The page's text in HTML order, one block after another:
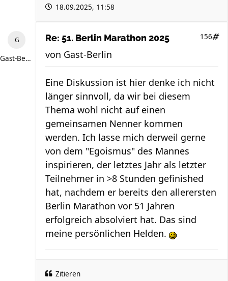
18.09.2025, 11:58
Gast-Berlin
Re: 51. Berlin Marathon 2025 156
von Gast-Berlin
Eine Diskussion ist hier denke ich nicht
länger sinnvoll, da wir bei diesem
Thema wohl nicht auf einen
gemeinsamen Nenner kommen
werden. Ich lasse mich derweil gerne
von dem "Egoismus" des Mannes
inspirieren, der letztes Jahr als letzter
Teilnehmer in >8 Stunden gefinished
hat, nachdem er bereits den allerersten
Berlin Marathon vor 51 Jahren
erfolgreich absolviert hat. Das sind
meine persönlichen Helden.
Zitieren